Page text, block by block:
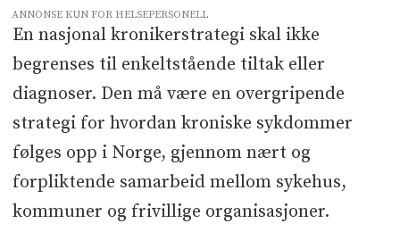
ANNONSE KUN FOR HELSEPERSONELL
En nasjonal kronikerstrategi skal ikke
begrenses til enkeltstående tiltak eller
diagnoser. Den må være en overgripende
strategi for hvordan kroniske sykdommer
følges opp i Norge, gjennom nært og
forpliktende samarbeid mellom sykehus,
kommuner og frivillige organisasjoner.